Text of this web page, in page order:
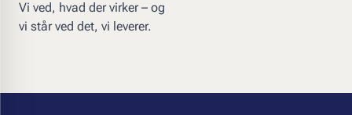
Vi ved, hvad der virker – og
vi står ved det, vi leverer.